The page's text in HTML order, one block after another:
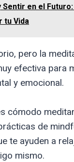
Sentir en el Futuro:
tu Vida
pero la
efectiva para
y emocional.
cómodo
de
te ayuden a
mismo.